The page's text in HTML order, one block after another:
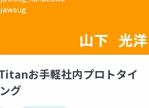
お手軽社内プロトタイ
グ